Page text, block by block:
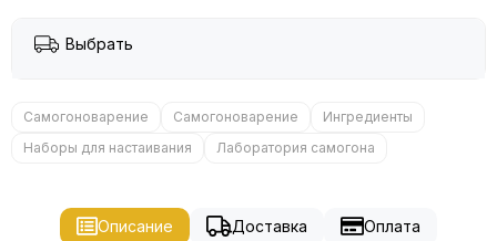
Выбрать
Самогоноварение Самогоноварение
Ингредиенты
Наборы для настаивания
Лаборатория самогона
Описание Доставка Оплата